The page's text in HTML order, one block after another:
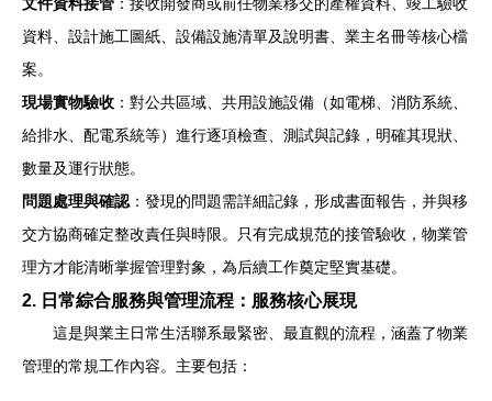
資料、設計施工圖紙、設備設施清單及說明書、業主名冊等核心檔
案。
現場實物驗收 ：對公共區域、共用設施設備（如電梯、消防系統、
給排水、配電系統等）進行逐項檢查、測試與記錄，明確其現狀、
數量及運行狀態。
問題處理與確認 ：發現的問題需詳細記錄，形成書面報告，并與移
交方協商確定整改責任與時限。只有完成規范的接管驗收，物業管
理方才能清晰掌握管理對象，為后續工作奠定堅實基礎。
2. 日常綜合服務與管理流程：服務核心展現
這是與業主日常生活聯系最緊密、最直觀的流程，涵蓋了物業
管理的常規工作內容。主要包括：